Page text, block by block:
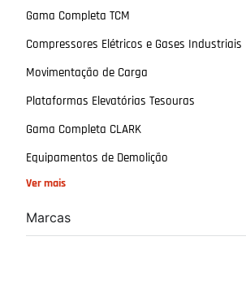
Gama Completa TCM
Compressores Elétricos e Gases Industriais
Movimentação de Carga
Plataformas Elevatórias Tesouras
Gama Completa CLARK
Equipamentos de Demolição
Ver mais
Marcas